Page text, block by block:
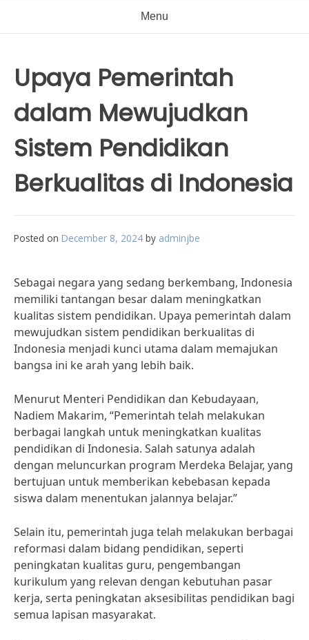
Menu
Upaya Pemerintah
dalam Mewujudkan
Sistem Pendidikan
Berkualitas di Indonesia
Posted on December 8, 2024 by adminjbe
Sebagai negara yang sedang berkembang, Indonesia
memiliki tantangan besar dalam meningkatkan
kualitas sistem pendidikan. Upaya pemerintah dalam
mewujudkan sistem pendidikan berkualitas di
Indonesia menjadi kunci utama dalam memajukan
bangsa ini ke arah yang lebih baik.
Menurut Menteri Pendidikan dan Kebudayaan,
Nadiem Makarim, “Pemerintah telah melakukan
berbagai langkah untuk meningkatkan kualitas
pendidikan di Indonesia. Salah satunya adalah
dengan meluncurkan program Merdeka Belajar, yang
bertujuan untuk memberikan kebebasan kepada
siswa dalam menentukan jalannya belajar.”
Selain itu, pemerintah juga telah melakukan berbagai
reformasi dalam bidang pendidikan, seperti
peningkatan kualitas guru, pengembangan
kurikulum yang relevan dengan kebutuhan pasar
kerja, serta peningkatan aksesibilitas pendidikan bagi
semua lapisan masyarakat.